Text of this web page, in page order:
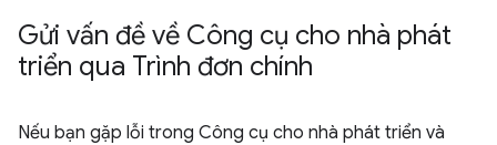
Gửi vấn đề về Công cụ cho nhà phát
triển qua Trình đơn chính
Nếu bạn gặp lỗi trong Công cụ cho nhà phát triển và